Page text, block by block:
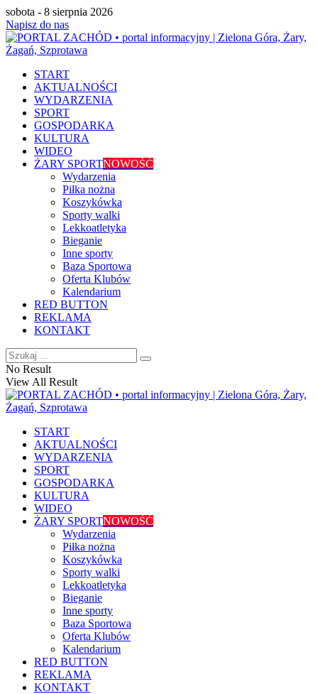
sobota - 8 sierpnia 2026
Napisz do nas
START
AKTUALNOŚCI
WYDARZENIA
SPORT
GOSPODARKA
KULTURA
WIDEO
ŻARY SPORTNOWOŚĆ
Wydarzenia
Piłka nożna
Koszykówka
Sporty walki
Lekkoatletyka
Bieganie
Inne sporty
Baza Sportowa
Oferta Klubów
Kalendarium
RED BUTTON
REKLAMA
KONTAKT
No Result
View All Result
START
AKTUALNOŚCI
WYDARZENIA
SPORT
GOSPODARKA
KULTURA
WIDEO
ŻARY SPORTNOWOŚĆ
Wydarzenia
Piłka nożna
Koszykówka
Sporty walki
Lekkoatletyka
Bieganie
Inne sporty
Baza Sportowa
Oferta Klubów
Kalendarium
RED BUTTON
REKLAMA
KONTAKT